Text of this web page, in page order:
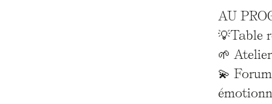
AU
💡Table
🌱
💫